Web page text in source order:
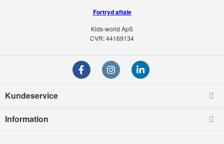
Fortryd aftale
Kids-world ApS
CVR: 44169134
Kundeservice
Information